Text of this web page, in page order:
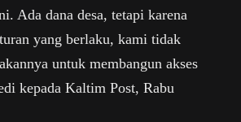
Ada dana desa, tetapi karena
yang berlaku, kami tidak
untuk membangun akses
kepada Kaltim Post, Rabu